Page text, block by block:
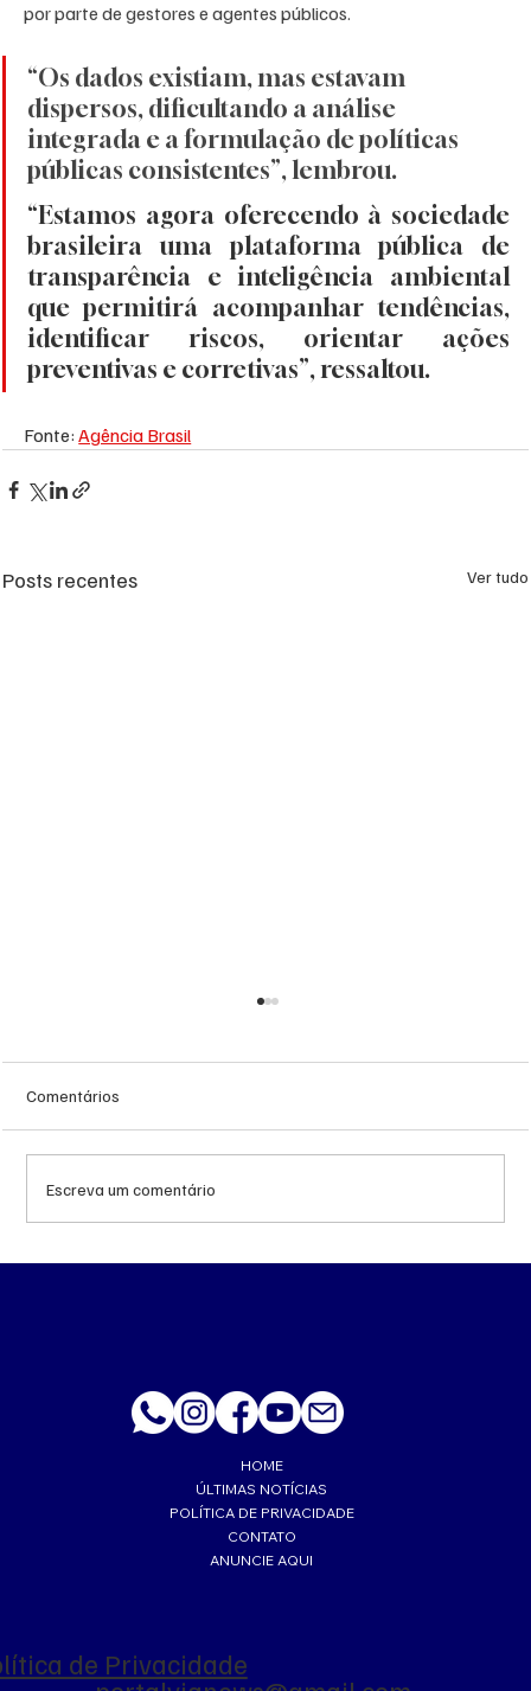
por parte de gestores e agentes públicos.
“Os dados existiam, mas estavam
dispersos, dificultando a análise
integrada e a formulação de políticas
públicas consistentes”, lembrou.
“Estamos agora oferecendo à sociedade
brasileira uma plataforma pública de
transparência e inteligência ambiental
que permitirá acompanhar tendências,
identificar riscos, orientar ações
preventivas e corretivas”, ressaltou.
Fonte: Agência Brasil
Posts recentes Ver tudo
Comentários
Escreva um comentário
HOME
ÚLTIMAS NOTÍCIAS
POLÍTICA DE PRIVACIDADE
CONTATO
ANUNCIE AQUI
de Privacidade